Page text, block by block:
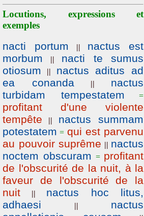
Locutions, expressions et
exemples
nacti portum ||
nactus est
morbum
||
nacti te sumus
otiosum
||
nactus aditus ad
ea conanda
||
nactus
turbidam tempestatem =
profitant d'une violente
tempête
||
nactus summam
potestatem = qui est parvenu
au pouvoir suprême || nactus
noctem obscuram = profitant
de l'obscurité de la nuit, à la
faveur de l'obscurité de la
nuit
||
nactus hoc litus,
adhaesi
||
nactus